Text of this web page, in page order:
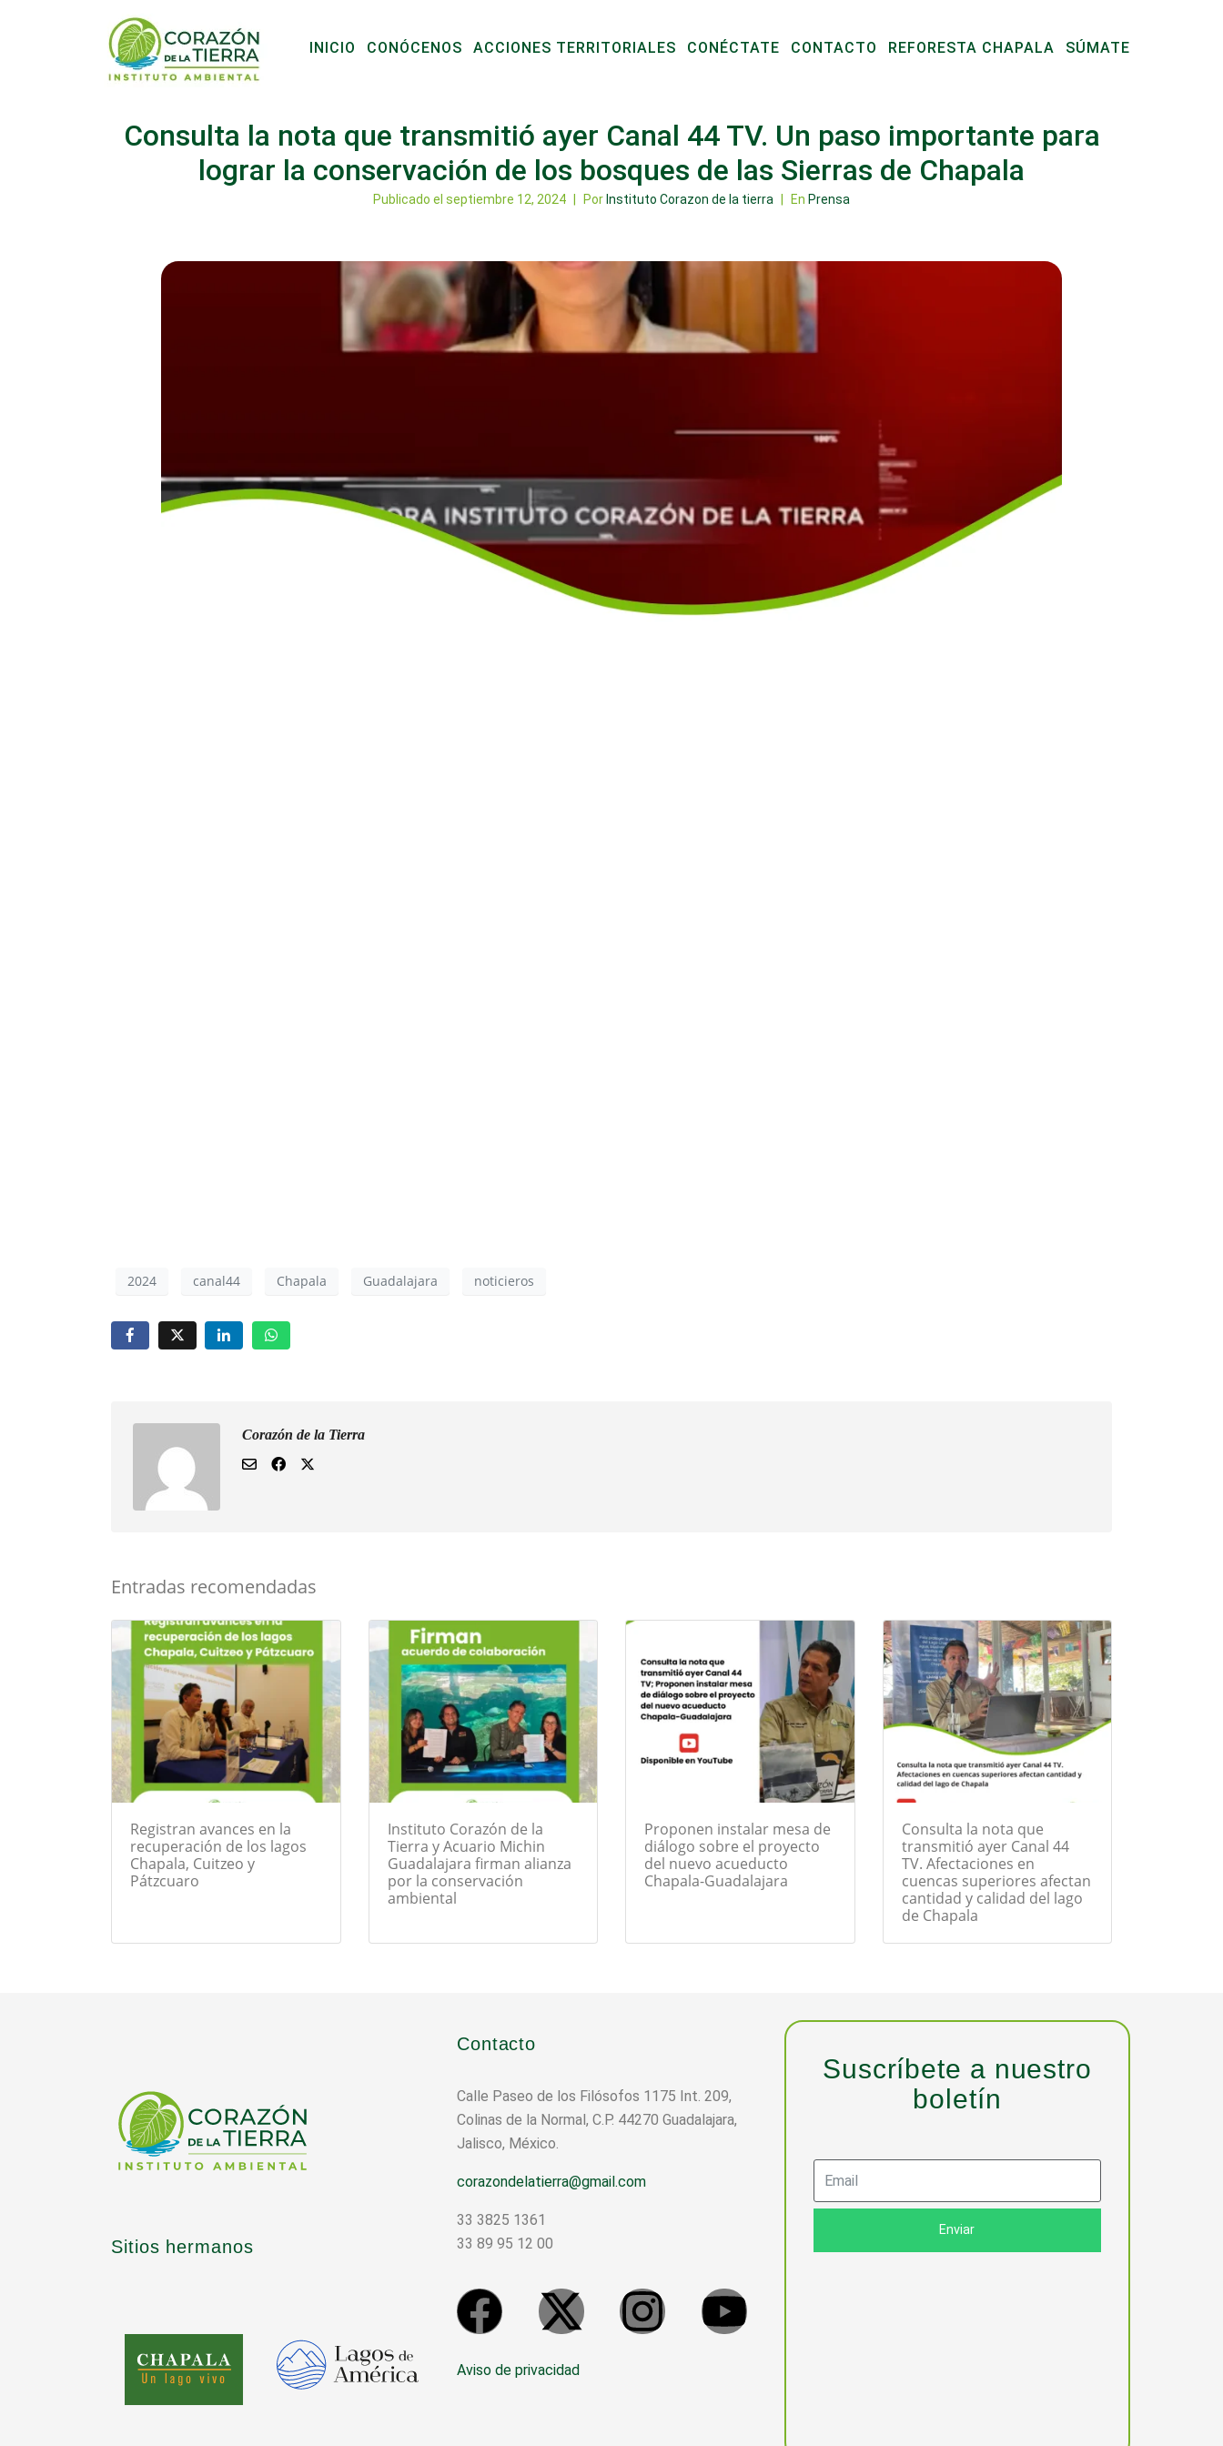
INICIO CONÓCENOS ACCIONES TERRITORIALES CONÉCTATE CONTACTO REFORESTA CHAPALA SÚMATE
Consulta la nota que transmitió ayer Canal 44 TV. Un paso importante para
lograr la conservación de los bosques de las Sierras de Chapala
Publicado el septiembre 12, 2024 Por Instituto Corazon de la tierra En Prensa
2024 canal44 Chapala Guadalajara noticieros
Corazón de la Tierra
Entradas recomendadas
Registran avances en la
recuperación de los lagos
Chapala, Cuitzeo y
Pátzcuaro
Instituto Corazón de la
Tierra y Acuario Michin
Guadalajara firman alianza
por la conservación
ambiental
Proponen instalar mesa de
diálogo sobre el proyecto
del nuevo acueducto
Chapala-Guadalajara
Consulta la nota que
transmitió ayer Canal 44
TV. Afectaciones en
cuencas superiores afectan
cantidad y calidad del lago
de Chapala
Sitios hermanos
Contacto
Calle Paseo de los Filósofos 1175 Int. 209,
Colinas de la Normal, C.P. 44270 Guadalajara,
Jalisco, México.
corazondelatierra@gmail.com
33 3825 1361
33 89 95 12 00
Aviso de privacidad
Suscríbete a nuestro
boletín
Enviar